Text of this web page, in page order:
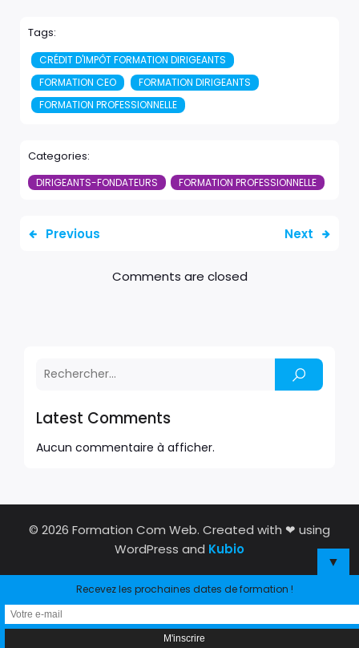
Latest Comments
Aucun commentaire à afficher.
Tags:
CRÉDIT D'IMPÔT FORMATION DIRIGEANTS
FORMATION CEO
FORMATION DIRIGEANTS
FORMATION PROFESSIONNELLE
Categories:
DIRIGEANTS-FONDATEURS FORMATION PROFESSIONNELLE
Previous Next
Comments are closed
© 2026 Formation Com Web. Created with ❤ using
WordPress and Kubio
▼
Recevez les prochaines dates de formation !